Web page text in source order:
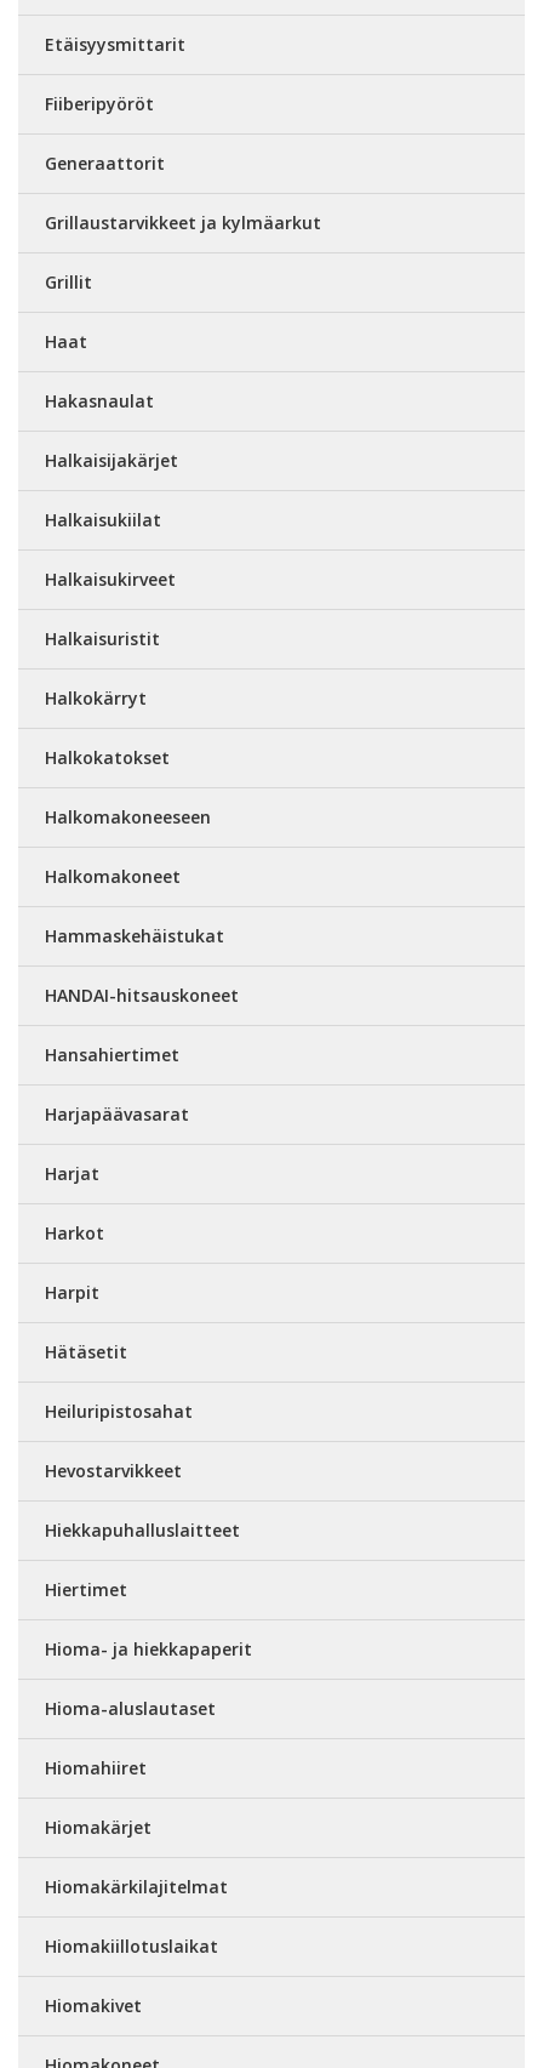
Etäisyysmittarit
Fiiberipyöröt
Generaattorit
Grillaustarvikkeet ja kylmäarkut
Grillit
Haat
Hakasnaulat
Halkaisijakärjet
Halkaisukiilat
Halkaisukirveet
Halkaisuristit
Halkokärryt
Halkokatokset
Halkomakoneeseen
Halkomakoneet
Hammaskehäistukat
HANDAI-hitsauskoneet
Hansahiertimet
Harjapäävasarat
Harjat
Harkot
Harpit
Hätäsetit
Heiluripistosahat
Hevostarvikkeet
Hiekkapuhalluslaitteet
Hiertimet
Hioma- ja hiekkapaperit
Hioma-aluslautaset
Hiomahiiret
Hiomakärjet
Hiomakärkilajitelmat
Hiomakiillotuslaikat
Hiomakivet